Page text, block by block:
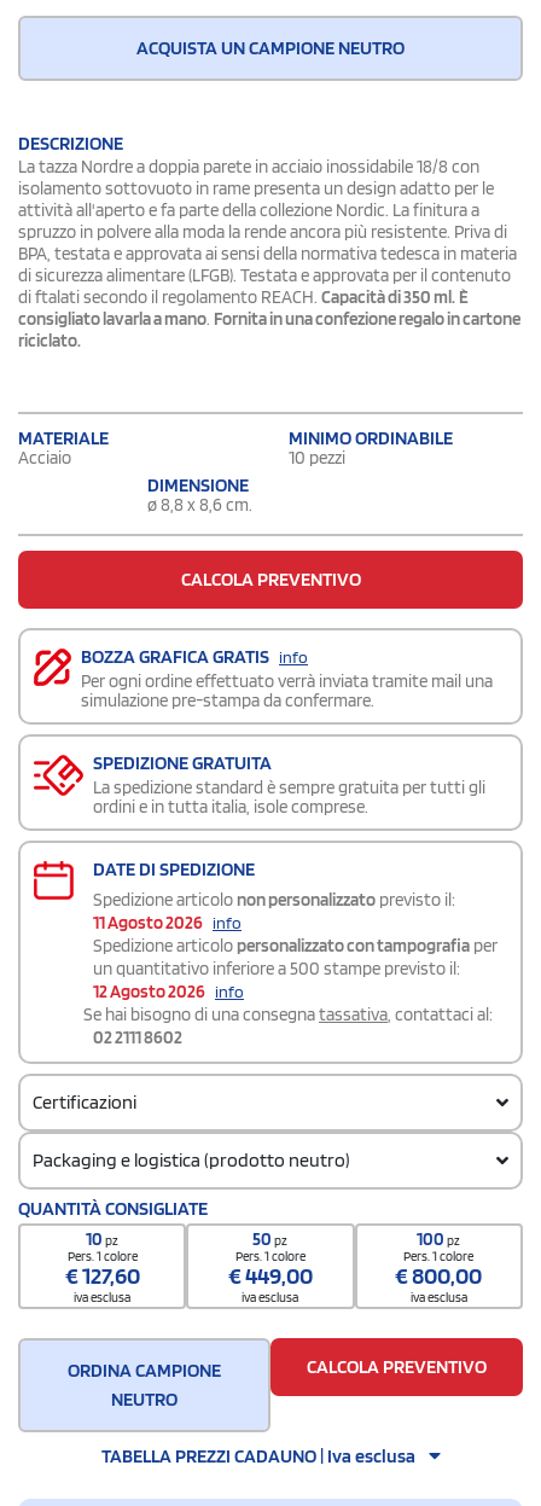
ACQUISTA UN CAMPIONE NEUTRO
DESCRIZIONE
La tazza Nordre a doppia parete in acciaio inossidabile 18/8 con
isolamento sottovuoto in rame presenta un design adatto per le
attività all'aperto e fa parte della collezione Nordic. La finitura a
spruzzo in polvere alla moda la rende ancora più resistente. Priva di
BPA, testata e approvata ai sensi della normativa tedesca in materia
di sicurezza alimentare (LFGB). Testata e approvata per il contenuto
di ftalati secondo il regolamento REACH. Capacità di 350 ml. È
consigliato lavarla a mano. Fornita in una confezione regalo in cartone
riciclato.
MATERIALE
Acciaio
MINIMO ORDINABILE
10 pezzi
DIMENSIONE
ø 8,8 x 8,6 cm.
CALCOLA PREVENTIVO
BOZZA GRAFICA GRATIS info
Per ogni ordine effettuato verrà inviata tramite mail una
simulazione pre-stampa da confermare.
SPEDIZIONE GRATUITA
La spedizione standard è sempre gratuita per tutti gli
ordini e in tutta italia, isole comprese.
DATE DI SPEDIZIONE
Spedizione articolo non personalizzato previsto il:
11 Agosto 2026 info
Spedizione articolo personalizzato con tampografia per
un quantitativo inferiore a 500 stampe previsto il:
12 Agosto 2026 info
Se hai bisogno di una consegnatassativa, contattaci al:
02 2111 8602
Certificazioni
Packaging e logistica (prodotto neutro)
Codice doganale
7323930090000000000000
Quantità per confezione
24 / Egg crate
Quantità per scatola
24
QUANTITÀ CONSIGLIATE
10pz
Pers. 1 colore
€127,60
iva esclusa
50pz
Pers. 1 colore
€449,00
iva esclusa
100pz
Pers. 1 colore
€800,00
iva esclusa
ORDINA CAMPIONE
NEUTRO
CALCOLA PREVENTIVO
TABELLA PREZZI CADAUNO | Iva esclusa